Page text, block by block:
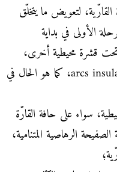
لتعويض ما يتخلّق
الأولى في بداية
قشرة محيطية أخرى،
ينشأ ما يُعرف بالأقواس الجزيرية arcs insulaires، كما هو الحال في
سواء على حافة القارّة
الرهاصية المتنامية،